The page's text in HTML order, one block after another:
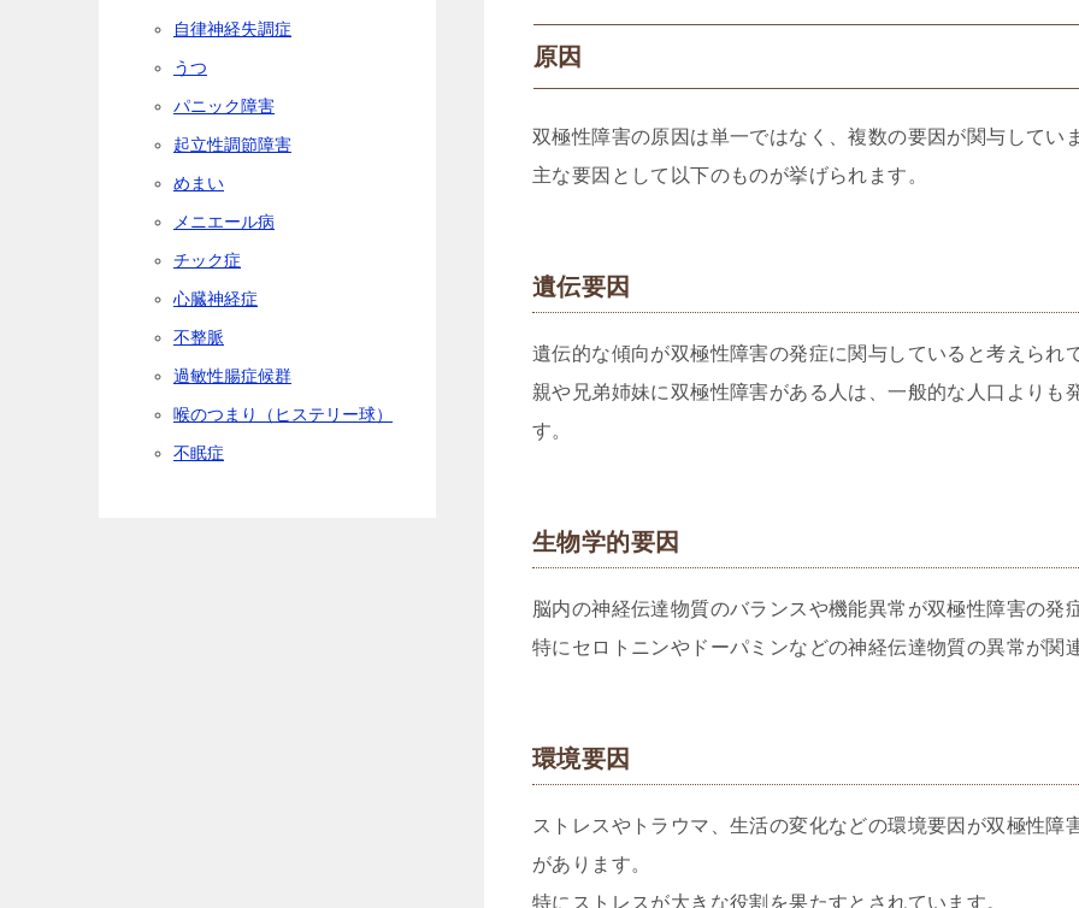
原因
双極性障害の原因は単一ではなく、複数の要因が関与してい
主な要因として以下のものが挙げられます。
遺伝要因
遺伝的な傾向が双極性障害の発症に関与していると考えられ
親や兄弟姉妹に双極性障害がある人は、一般的な人口よりも
す。
生物学的要因
脳内の神経伝達物質のバランスや機能異常が双極性障害の発
特にセロトニンやドーパミンなどの神経伝達物質の異常が関
環境要因
ストレスやトラウマ、生活の変化などの環境要因が双極性
があります。
特にストレスが大きな役割を果たすとされています。
自律神経失調症
うつ
パニック障害
起立性調節障害
めまい
メニエール病
チック症
心臓神経症
不整脈
過敏性腸症候群
喉のつまり（ヒステリー球）
不眠症